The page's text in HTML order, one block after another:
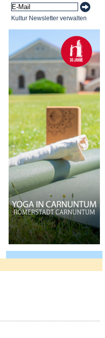
Kultur Newsletter verwalten